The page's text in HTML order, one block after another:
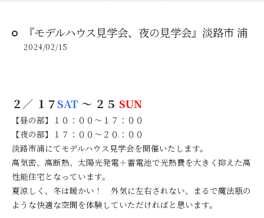
『モデルハウス見学会、夜の見学会』淡路市 浦
2024/02/15
２／ １７SAT ～ ２５ SUN
【昼の部】１０：００～１７：００
【夜の部】１７：００～２０：００
淡路市浦にてモデルハウス見学会を開催いたします。
高気密、高断熱、太陽光発電＋蓄電池で光熱費を大きく抑えた高
性能住宅となっています。
夏涼しく、冬は暖かい！ 外気に左右されない、まるで魔法瓶の
ような快適な空間を体験していただければと思います。